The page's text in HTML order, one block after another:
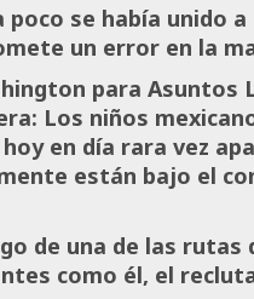
se había unido
un error en la
para Asuntos
Los niños
en día rara vez
están bajo el
de una de las
como él, el